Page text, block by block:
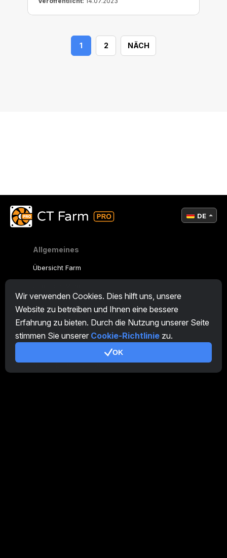
Belohnungen erhalten bleiben! Praktisch für
immer, auch nachdem der letzte BTC
1 2 NÄCH
Wir verwenden Cookies. Dies hilft uns, unsere
Website zu betreiben und Ihnen eine bessere
Erfahrung zu bieten. Durch die Nutzung unserer Seite
stimmen Sie unserer Cookie-Richtlinie zu.
OK
Allgemeines
Übersicht Farm
CryptoTab
Partnerprogramm
Nutzungsbedingungen
DE